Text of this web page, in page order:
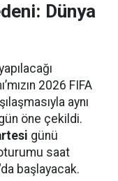
Dünya
2026 FIFA
aynı
öne çekildi.
günü
saat
‘da başlayacak.